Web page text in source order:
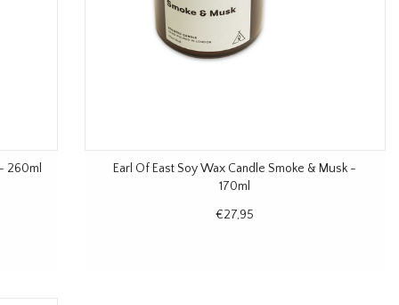
260ml
Earl Of East Soy Wax Candle Smoke & Musk -
170ml
€27,95